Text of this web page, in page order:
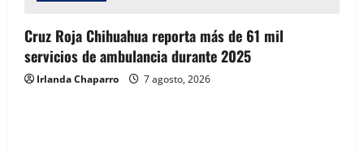
Cruz Roja Chihuahua reporta más de 61 mil
servicios de ambulancia durante 2025
Irlanda Chaparro 7 agosto, 2026